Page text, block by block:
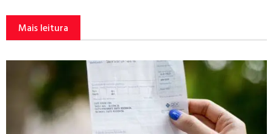
Mais leitura